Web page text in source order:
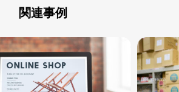
関連事例